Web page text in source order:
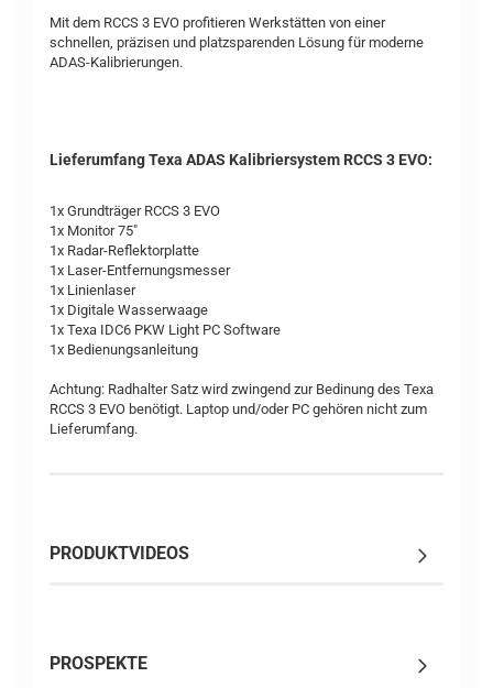
Mit dem RCCS 3 EVO profitieren Werkstätten von einer
schnellen, präzisen und platzsparenden Lösung für moderne
ADAS-Kalibrierungen.
Lieferumfang Texa ADAS Kalibriersystem RCCS 3 EVO:
1x Grundträger RCCS 3 EVO
1x Monitor 75"
1x Radar-Reflektorplatte
1x Laser-Entfernungsmesser
1x Linienlaser
1x Digitale Wasserwaage
1x Texa IDC6 PKW Light PC Software
1x Bedienungsanleitung
Achtung: Radhalter Satz wird zwingend zur Bedinung des Texa
RCCS 3 EVO benötigt. Laptop und/oder PC gehören nicht zum
Lieferumfang.
PRODUKTVIDEOS
PROSPEKTE